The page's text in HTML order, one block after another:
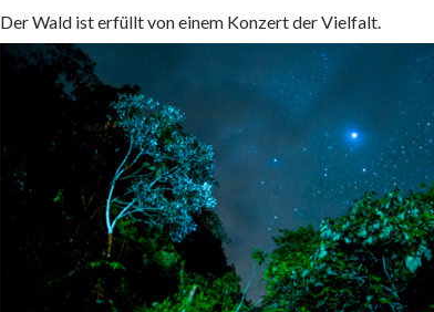
Der Wald ist erfüllt von einem Konzert der Vielfalt.